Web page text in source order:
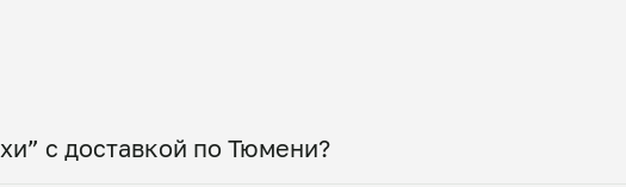
с доставкой по Тюмени?